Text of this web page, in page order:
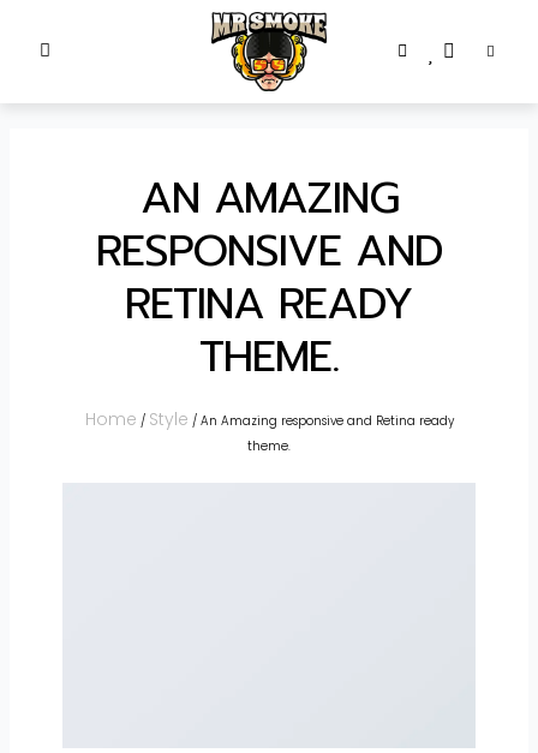
AN AMAZING
RESPONSIVE AND
RETINA READY
THEME.
Home / Style / An Amazing responsive and Retina ready
theme.